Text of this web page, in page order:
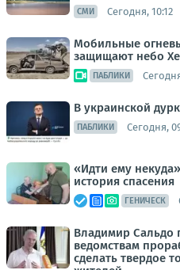
СМИ Сегодня, 10:12
Мобильные
защищают небо
ПАБЛИКИ
В украинской
ПАБЛИКИ Сегодня,
«Идти ему
история спасения
ГЕНИЧЕСК
Владимир
ведомствам
сделать твердое